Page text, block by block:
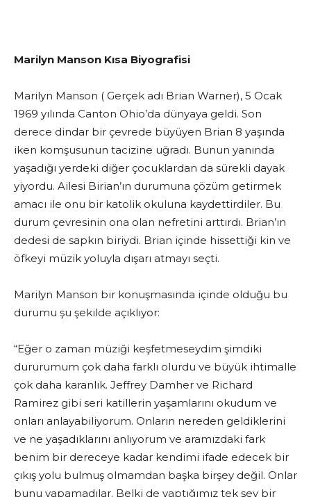
Marilyn Manson Kısa Biyografisi
Marilyn Manson ( Gerçek adı Brian Warner), 5 Ocak
1969 yılında Canton Ohio’da dünyaya geldi. Son
derece dindar bir çevrede büyüyen Brian 8 yaşında
iken komşusunun tacizine uğradı. Bunun yanında
yaşadığı yerdeki diğer çocuklardan da sürekli dayak
yiyordu. Ailesi Birian’ın durumuna çözüm getirmek
amacı ile onu bir katolik okuluna kaydettirdiler. Bu
durum çevresinin ona olan nefretini arttırdı. Brian’ın
dedesi de sapkın biriydi. Brian içinde hissettiği kin ve
öfkeyi müzik yoluyla dışarı atmayı seçti.
Marilyn Manson bir konuşmasında içinde olduğu bu
durumu şu şekilde açıklıyor:
“Eğer o zaman müziği keşfetmeseydim şimdiki
dururumum çok daha farklı olurdu ve büyük ihtimalle
çok daha karanlık. Jeffrey Damher ve Richard
Ramirez gibi seri katillerin yaşamlarını okudum ve
onları anlayabiliyorum. Onların nereden geldiklerini
ve ne yaşadıklarını anlıyorum ve aramızdaki fark
benim bir dereceye kadar kendimi ifade edecek bir
çıkış yolu bulmuş olmamdan başka birşey değil. Onlar
bunu yapamadılar. Belki de yaptığımız tek şey bir